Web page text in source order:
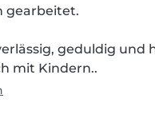
gearbeitet.
geduldig und
mit Kindern..